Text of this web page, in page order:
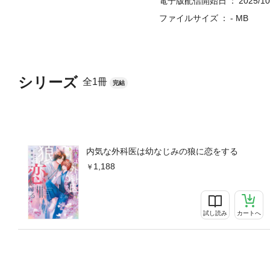
シリーズ 全1冊 完結
内気な外科医は幼なじみの狼に恋をする
1,188
試し読み カートへ
ファイルサイズ
- MB